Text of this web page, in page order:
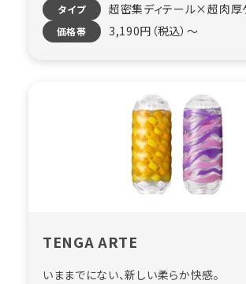
タイプ 超密集ディテール×超肉厚
価格帯 3,190円（税込）〜
TENGA ARTE
いままでにない、新しい柔らか快感。